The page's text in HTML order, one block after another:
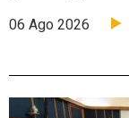
06 Ago 2026